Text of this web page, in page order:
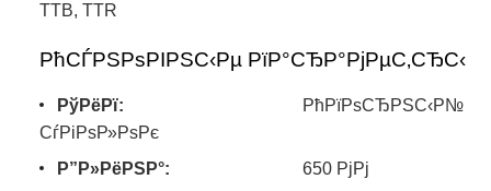
TTB, TTR
РћСЃРЅРѕРІРЅС‹Рµ РїР°СЂР°РјРµС‚СЂС‹
РўРёРї:
РћРїРѕСЂРЅС‹Р№
СѓРіРѕР»РѕРє
Р”Р»РёРЅР°:
650 РјРј